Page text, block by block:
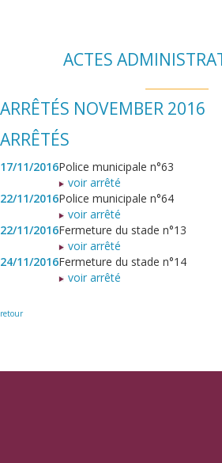
ACTES
ARRÊTÉS NOVEMBER 2016
ARRÊTÉS
17/11/2016Police municipale n°63
voir arrêté
22/11/2016Police municipale n°64
voir arrêté
22/11/2016Fermeture du stade n°13
voir arrêté
24/11/2016Fermeture du stade n°14
voir arrêté
retour